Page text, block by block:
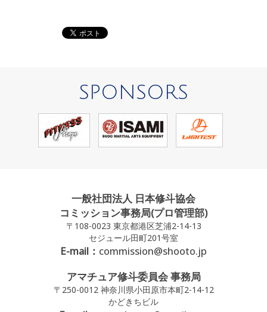
SPONSORS
一般社団法人 日本修斗協会
コミッション事務局(プロ管理部)
〒108-0023 東京都港区芝浦2-14-13
セジュール田町201号室
E-mail： commission@shooto.jp
アマチュア修斗委員会 事務局
〒250-0012 神奈川県小田原市本町2-14-12
かどきちビル